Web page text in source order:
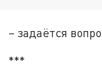
– задаётся
***